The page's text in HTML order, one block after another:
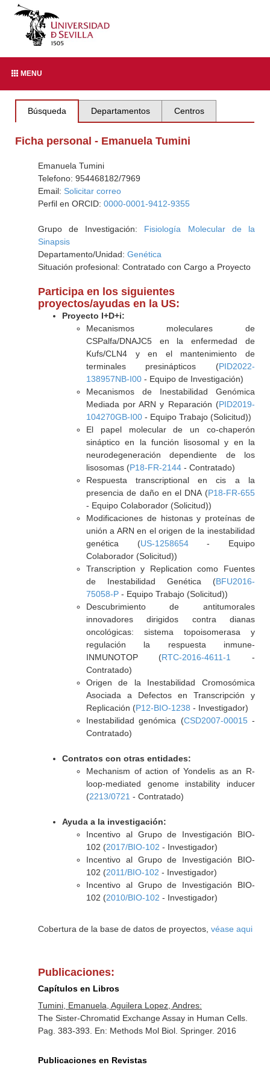
MENU
Búsqueda Departamentos Centros
Ficha personal - Emanuela Tumini
Emanuela Tumini
Telefono: 954468182/7969
Email: Solicitar correo
Perfil en ORCID: 0000-0001-9412-9355
Grupo de Investigación: Fisiología Molecular de la
Sinapsis
Departamento/Unidad: Genética
Situación profesional: Contratado con Cargo a Proyecto
Participa en los siguientes
proyectos/ayudas en la US:
Proyecto I+D+i:
Mecanismos moleculares de
CSPalfa/DNAJC5 en la enfermedad de
Kufs/CLN4 y en el mantenimiento de
terminales presinápticos (PID2022-
138957NB-I00- Equipo de Investigación)
Mecanismos de Inestabilidad Genómica
Mediada por ARN y Reparación (PID2019-
104270GB-I00- Equipo Trabajo (Solicitud))
El papel molecular de un co-chaperón
sináptico en la función lisosomal y en la
neurodegeneración dependiente de los
lisosomas (P18-FR-2144- Contratado)
Respuesta transcriptional en cis a la
presencia de daño en el DNA (P18-FR-655
- Equipo Colaborador (Solicitud))
Modificaciones de histonas y proteínas de
unión a ARN en el origen de la inestabilidad
genética (US-1258654- Equipo
Colaborador (Solicitud))
Transcription y Replication como Fuentes
de Inestabilidad Genética (BFU2016-
75058-P- Equipo Trabajo (Solicitud))
Descubrimiento de antitumorales
innovadores dirigidos contra dianas
oncológicas: sistema topoisomerasa y
regulación la respuesta inmune-
INMUNOTOP (RTC-2016-4611-1
-
Contratado)
Origen de la Inestabilidad Cromosómica
Asociada a Defectos en Transcripción y
Replicación (P12-BIO-1238 - Investigador)
Inestabilidad genómica (CSD2007-00015-
Contratado)
Contratos con otras entidades:
Mechanism of action of Yondelis as an R-
loop-mediated genome instability inducer
(2213/0721 - Contratado)
Ayuda a la investigación:
Incentivo al Grupo de Investigación BIO-
102 (2017/BIO-102 - Investigador)
Incentivo al Grupo de Investigación BIO-
102 (2011/BIO-102 - Investigador)
Incentivo al Grupo de Investigación BIO-
102 (2010/BIO-102 - Investigador)
Cobertura de la base de datos de proyectos, véase aqui
Publicaciones:
Capítulos en Libros
Tumini, Emanuela, Aguilera Lopez, Andres:
The Sister-Chromatid Exchange Assay in Human Cells.
Pag. 383-393. En: Methods Mol Biol. Springer. 2016
Publicaciones en Revistas